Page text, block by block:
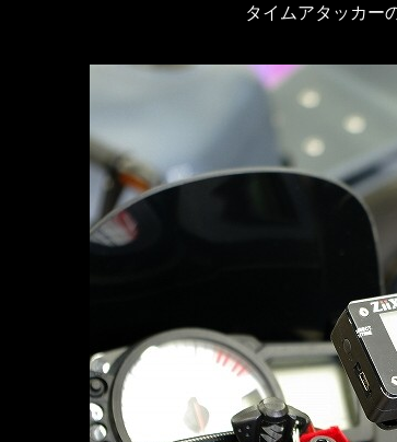
タイムアタッカー